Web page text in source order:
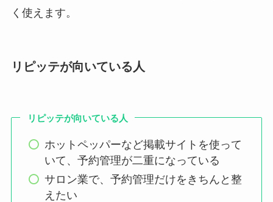
く使えます。
リピッテが向いている人
リピッテが向いている人
ホットペッパーなど掲載サイトを使って
いて、予約管理が二重になっている
サロン業で、予約管理だけをきちんと整
えたい